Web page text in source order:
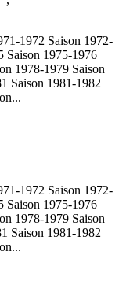
1972 Saison 1972-
Saison 1975-1976
1978-1979 Saison
Saison 1981-1982
1972 Saison 1972-
Saison 1975-1976
1978-1979 Saison
Saison 1981-1982